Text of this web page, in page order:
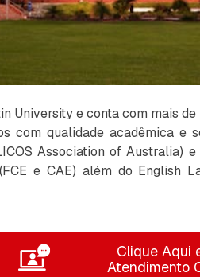
University e conta com mais
com qualidade acadêmica e
Association of Australia)
e CAE) além do English
Clique Aqui
Atendimento